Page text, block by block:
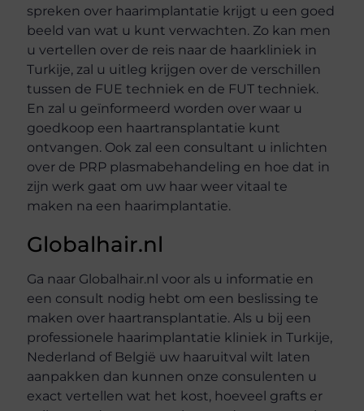
spreken over haarimplantatie krijgt u een goed
beeld van wat u kunt verwachten. Zo kan men
u vertellen over de reis naar de haarkliniek in
Turkije, zal u uitleg krijgen over de verschillen
tussen de FUE techniek en de FUT techniek.
En zal u geïnformeerd worden over waar u
goedkoop een haartransplantatie kunt
ontvangen. Ook zal een consultant u inlichten
over de PRP plasmabehandeling en hoe dat in
zijn werk gaat om uw haar weer vitaal te
maken na een haarimplantatie.
Globalhair.nl
Ga naar Globalhair.nl voor als u informatie en
een consult nodig hebt om een beslissing te
maken over haartransplantatie. Als u bij een
professionele haarimplantatie kliniek in Turkije,
Nederland of België uw haaruitval wilt laten
aanpakken dan kunnen onze consulenten u
exact vertellen wat het kost, hoeveel grafts er